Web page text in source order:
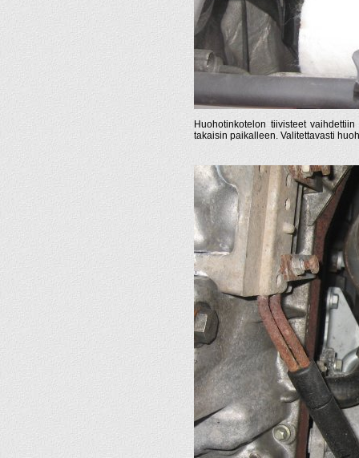
Huohotinkotelon tiivisteet
takaisin paikalleen. Valitettavasti